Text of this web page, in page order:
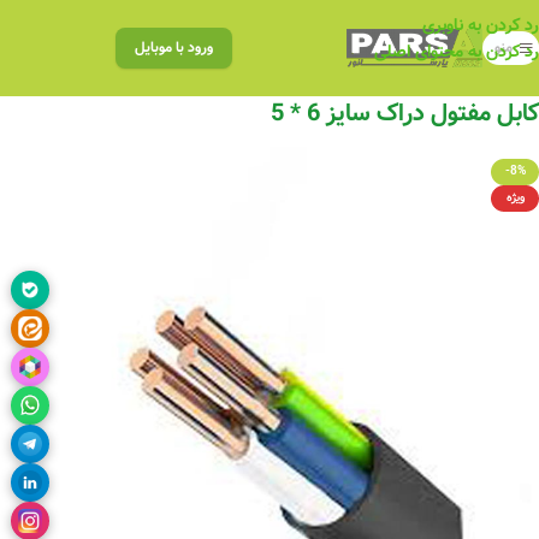
رد کردن به ناوبری
رد کردن به محتوای اصلی
منو ورود با موبایل
کابل مفتول دراک سایز 6 * 5
-8%
ویژه